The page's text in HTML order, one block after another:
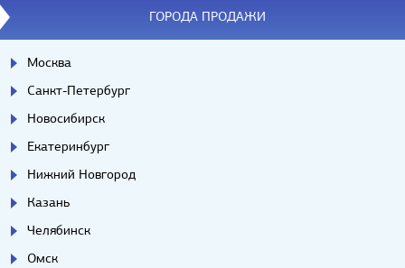
ГОРОДА ПРОДАЖИ
Москва
Санкт-Петербург
Новосибирск
Екатеринбург
Нижний Новгород
Казань
Челябинск
Омск